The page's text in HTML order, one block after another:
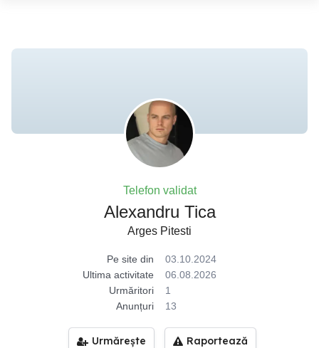
Telefon validat
Alexandru Tica
Arges Pitesti
Pe site din
03.10.2024
Ultima activitate
06.08.2026
Urmăritori
1
Anunțuri
13
Urmărește Raportează